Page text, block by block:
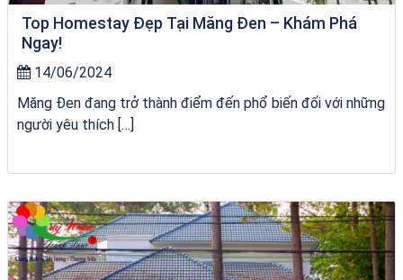
Top Homestay Đẹp Tại Măng Đen – Khám Phá
Ngay!
14/06/2024
Măng Đen đang trở thành điểm đến phổ biến đối với những
người yêu thích […]
du thuyền trên biển Quy Nhơn